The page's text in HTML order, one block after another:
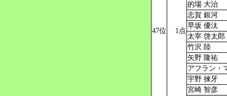
47位 1点
的場 大治
志賀 銀河
早坂 優汰
太宰 啓太郎
竹沢 陸
矢野 隆祐
アフラン・
宇野 徠牙
宮崎 智彦